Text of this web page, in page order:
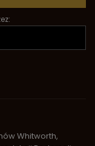
Whitworth,